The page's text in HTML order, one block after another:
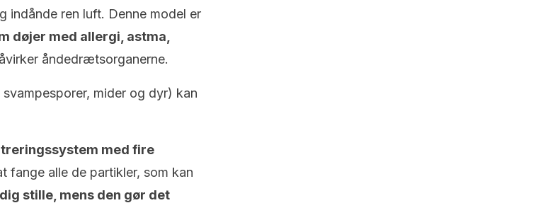
indånde ren luft. Denne model er
døjer med allergi, astma,
åndedrætsorganerne.
mider og dyr) kan
med fire
fange alle de partikler, som kan
stille, mens den gør det